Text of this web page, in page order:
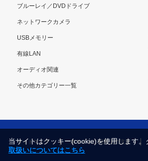
ブルーレイ／DVDドライブ
ネットワークカメラ
USBメモリー
有線LAN
オーディオ関連
その他カテゴリー一覧
サイトマップ 本サイトご利用上の注意
当サイトはクッキー(cookie)を使用します
取扱いについてはこちら